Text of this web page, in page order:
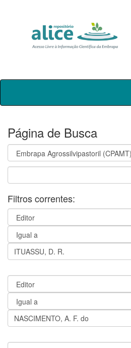
Skip
Página de Busca
Filtros correntes: